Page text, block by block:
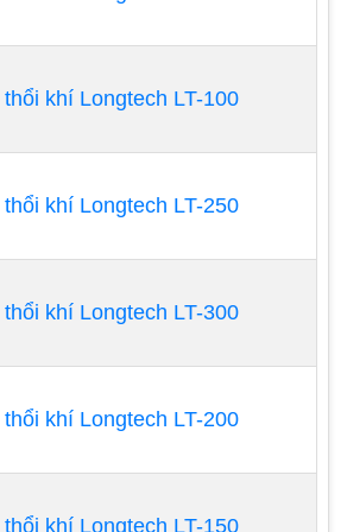
vào bể bơi góp phần cải thiện
lượng nguồn nước. Không những
chức năng thổi không khí vào
giúp đẩy áp suất làm cho quá
hệ thống diễn ra nhanh và hiệu
sòđược thiết kế để phục vụ cho
nặng và các công trình dưới
thêm oxy để cân bằng lượng
còn góp phần đẩy nhanh quá
hệ thống lọc nước tuần hoàn,
được đảm bảo.
thổi khí con sò
thổi khí Longtech LT-100
thổi khí Longtech LT-250
thổi khí Longtech LT-300
thổi khí Longtech LT-200
thổi khí Longtech LT-150